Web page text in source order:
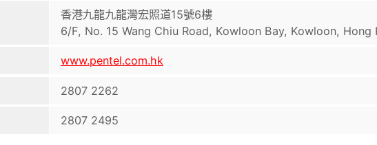
香港九龍九龍灣宏照道15號6樓
6/F, No. 15 Wang Chiu Road, Kowloon Bay, Kowloon, Hong
www.pentel.com.hk
2807 2262
2807 2495